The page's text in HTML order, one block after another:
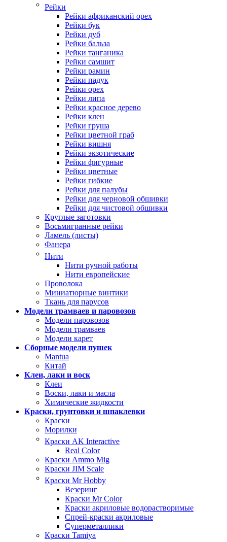
Рейки
Рейки африканский орех
Рейки бук
Рейки дуб
Рейки бальза
Рейки танганика
Рейки самшит
Рейки рамин
Рейки падук
Рейки орех
Рейки липа
Рейки красное дерево
Рейки клен
Рейки груша
Рейки цветной граб
Рейки вишня
Рейки экзотические
Рейки фигурные
Рейки цветные
Рейки гибкие
Рейки для палубы
Рейки для черновой обшивки
Рейки для чистовой обшивки
Круглые заготовки
Восьмигранные рейки
Ламель (листы)
Фанера
Нити
Нити ручной работы
Нити европейские
Проволока
Миниатюрные винтики
Ткань для парусов
Модели трамваев и паровозов
Модели паровозов
Модели трамваев
Модели карет
Сборные модели пушек
Mantua
Китай
Клеи, лаки и воск
Клеи
Воски, лаки и масла
Химические жидкости
Краски, грунтовки и шпаклевки
Краски
Морилки
Краски AK Interactive
Real Color
Краски Ammo Mig
Краски JIM Scale
Краски Mr Hobby
Везеринг
Краски Mr Color
Краски акриловые водорастворимые
Спрей-краски акриловые
Суперметаллики
Краски Tamiya